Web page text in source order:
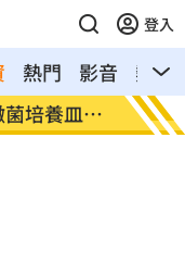
登入
熱門 影音
熱搜
字首發
狂飆